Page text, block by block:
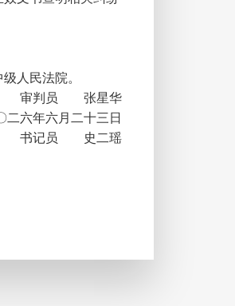
人民法院。
审判员 张星华
二六年六月二十三日
书记员 史二瑶